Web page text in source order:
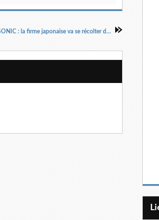
PANASONIC : la firme japonaise va se récolter des tomates...!